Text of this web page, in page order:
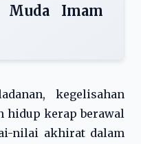
Muda Imam
kegelisahan
hidup kerap berawal
nilai akhirat dalam